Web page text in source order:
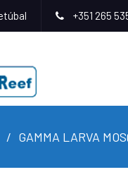
+351 265
GAMMA LARVA